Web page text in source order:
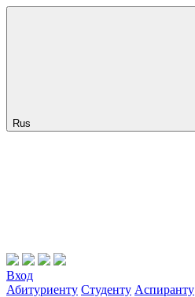
Rus
Вход
Абитуриенту Студенту Аспиранту